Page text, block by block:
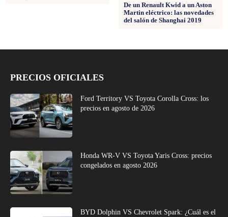
De un Renault Kwid a un Aston
Martin eléctrico: las novedades
del salón de Shanghai 2019
PRECIOS OFICIALES
Ford Territory VS Toyota Corolla Cross: los
precios en agosto de 2026
Honda WR-V VS Toyota Yaris Cross: precios
congelados en agosto 2026
BYD Dolphin VS Chevrolet Spark: ¿Cuál es el